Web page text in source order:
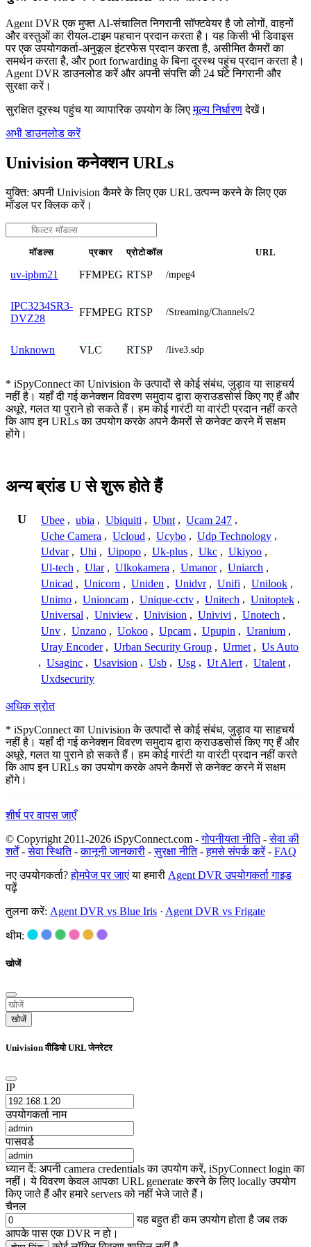
Agent DVR एक मुफ्त AI-संचालित निगरानी सॉफ्टवेयर है जो लोगों, वाहनों
और वस्तुओं का रीयल-टाइम पहचान प्रदान करता है। यह किसी भी डिवाइस
पर एक उपयोगकर्ता-अनुकूल इंटरफेस प्रदान करता है, असीमित कैमरों का
समर्थन करता है, और port forwarding के बिना दूरस्थ पहुंच प्रदान करता है।
Agent DVR डाउनलोड करें और अपनी संपत्ति की 24 घंटे निगरानी और
सुरक्षा करें।
सुरक्षित दूरस्थ पहुंच या व्यापारिक उपयोग के लिएमूल्य निर्धारणदेखें।
अभी डाउनलोड करें
Univision कनेक्शन URLs
युक्ति: अपनी Univision कैमरे के लिए एक URL उत्पन्न करने के लिए एक
मॉडल पर क्लिक करें।
मॉडल्स प्रकार प्रोटोकॉल URL
uv-ipbm21 FFMPEG RTSP /mpeg4
IPC3234SR3-
DVZ28
FFMPEG RTSP /Streaming/Channels/2
Unknown VLC RTSP /live3.sdp
* iSpyConnect का Univision के उत्पादों से कोई संबंध, जुड़ाव या साहचर्य
नहीं है। यहाँ दी गई कनेक्शन विवरण समुदाय द्वारा क्राउडसोर्स किए गए हैं और
अधूरे, गलत या पुराने हो सकते हैं। हम कोई गारंटी या वारंटी प्रदान नहीं करते
कि आप इन URLs का उपयोग करके अपने कैमरों से कनेक्ट करने में सक्षम
होंगे।
अन्य ब्रांड U से शुरू होते हैं
U Ubee , ubia , Ubiquiti , Ubnt , Ucam 247 ,
Uche Camera , Ucloud , Ucybo , Udp Technology ,
Udvar , Uhi , Uipopo , Uk-plus , Ukc , Ukiyoo ,
Ul-tech , Ular , Ulkokamera , Umanor , Uniarch ,
Unicad , Unicorn , Uniden , Unidvr , Unifi , Unilook ,
Unimo , Unioncam , Unique-cctv , Unitech , Unitoptek ,
Universal , Uniview , Univision , Univivi , Unotech ,
Unv , Unzano , Uokoo , Upcam , Upupin , Uranium ,
Uray Encoder , Urban Security Group , Urmet , Us Auto
, Usaginc , Usavision , Usb , Usg , Ut Alert , Utalent ,
Uxdsecurity
अधिक स्रोत
* iSpyConnect का Univision के उत्पादों से कोई संबंध, जुड़ाव या साहचर्य
नहीं है। यहाँ दी गई कनेक्शन विवरण समुदाय द्वारा क्राउडसोर्स किए गए हैं और
अधूरे, गलत या पुराने हो सकते हैं। हम कोई गारंटी या वारंटी प्रदान नहीं करते
कि आप इन URLs का उपयोग करके अपने कैमरों से कनेक्ट करने में सक्षम
होंगे।
शीर्ष पर वापस जाएँ
© Copyright 2011-2026 iSpyConnect.com -गोपनीयता नीति-सेवा की
शर्तें-सेवा स्थिति-कानूनी जानकारी -सुरक्षा नीति-हमसे संपर्क करें- FAQ
नए उपयोगकर्ता?होमपेज पर जाएंया हमारी Agent DVR उपयोगकर्ता गाइड
पढ़ें
तुलना करें: Agent DVR vs Blue Iris · Agent DVR vs Frigate
थीम:
खोजें
खोजें
Univision वीडियो URL जेनरेटर
IP
उपयोगकर्ता नाम
पासवर्ड
ध्यान दें: अपनी camera credentials का उपयोग करें, iSpyConnect login का
नहीं। ये विवरण केवल आपका URL generate करने के लिए locally उपयोग
किए जाते हैं और हमारे servers को नहीं भेजे जाते हैं।
चैनल
यह बहुत ही कम उपयोग होता है जब तक
आपके पास एक DVR न हो।